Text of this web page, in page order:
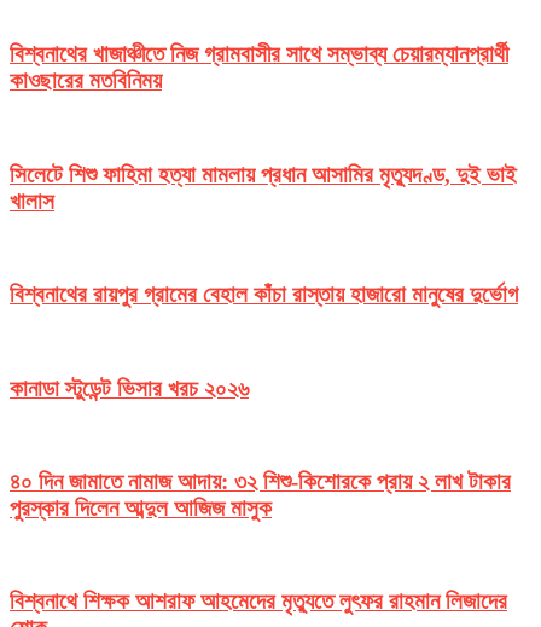
বিশ্বনাথের খাজাঞ্চীতে নিজ গ্রামবাসীর সাথে সম্ভাব্য চেয়ারম্যানপ্রার্থী
কাওছারের মতবিনিময়
সিলেটে শিশু ফাহিমা হত্যা মামলায় প্রধান আসামির মৃত্যুদণ্ড, দুই ভাই
খালাস
বিশ্বনাথের রায়পুর গ্রামের বেহাল কাঁচা রাস্তায় হাজারো মানুষের দুর্ভোগ
কানাডা স্টুডেন্ট ভিসার খরচ ২০২৬
৪০ দিন জামাতে নামাজ আদায়: ৩২ শিশু-কিশোরকে প্রায় ২ লাখ টাকার
পুরস্কার দিলেন আব্দুল আজিজ মাসুক
বিশ্বনাথে শিক্ষক আশরাফ আহমেদের মৃত্যুতে লুৎফর রাহমান লিজাদের